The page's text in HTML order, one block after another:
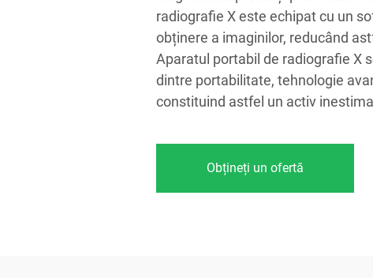
radiografie X este echipat cu un
obținere a imaginilor, reducând
Aparatul portabil de radiografie X
dintre portabilitate, tehnologie
constituind astfel un activ
Obțineți un ofertă